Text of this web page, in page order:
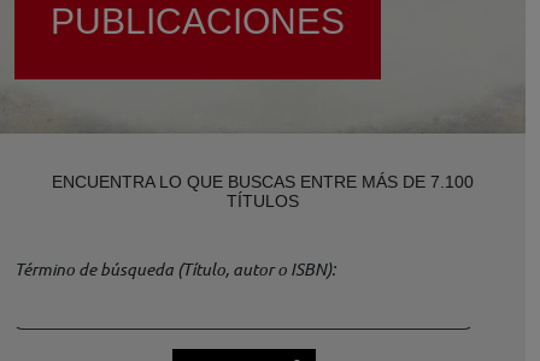
PUBLICACIONES
ENCUENTRA LO QUE BUSCAS ENTRE MÁS DE 7.100
TÍTULOS
Término de búsqueda (Título, autor o ISBN)